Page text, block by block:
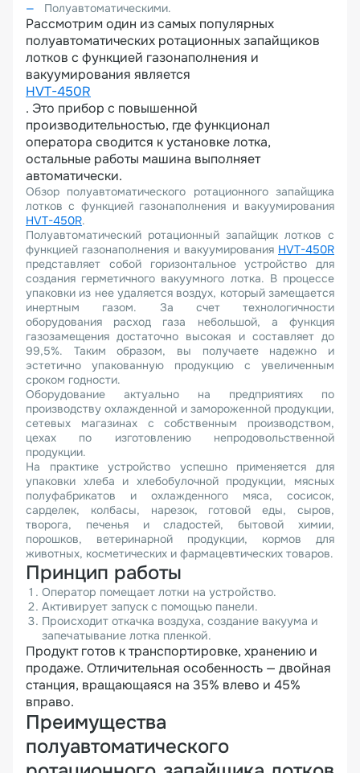
Полуавтоматическими.
Рассмотрим один из самых популярных
полуавтоматических ротационных запайщиков
лотков с функцией газонаполнения и
вакуумирования является
HVT-450R
. Это прибор с повышенной
производительностью, где функционал
оператора сводится к установке лотка,
остальные работы машина выполняет
автоматически.
Обзор полуавтоматического ротационного запайщика
лотков с функцией газонаполнения и вакуумирования
HVT-450R.
Полуавтоматический ротационный запайщик лотков с
функцией газонаполнения и вакуумирования HVT-450R
представляет собой горизонтальное устройство для
создания герметичного вакуумного лотка. В процессе
упаковки из нее удаляется воздух, который замещается
инертным газом. За счет технологичности
оборудования расход газа небольшой, а функция
газозамещения достаточно высокая и составляет до
99,5%. Таким образом, вы получаете надежно и
эстетично упакованную продукцию с увеличенным
сроком годности.
Оборудование актуально на предприятиях по
производству охлажденной и замороженной продукции,
сетевых магазинах с собственным производством,
цехах по изготовлению непродовольственной
продукции.
На практике устройство успешно применяется для
упаковки хлеба и хлебобулочной продукции, мясных
полуфабрикатов и охлажденного мяса, сосисок,
сарделек, колбасы, нарезок, готовой еды, сыров,
творога, печенья и сладостей, бытовой химии,
порошков, ветеринарной продукции, кормов для
животных, косметических и фармацевтических товаров.
Принцип работы
Оператор помещает лотки на устройство.
Активирует запуск с помощью панели.
Происходит откачка воздуха, создание вакуума и
запечатывание лотка пленкой.
Продукт готов к транспортировке, хранению и
продаже. Отличительная особенность — двойная
станция, вращающаяся на 35% влево и 45%
вправо.
Преимущества
полуавтоматического